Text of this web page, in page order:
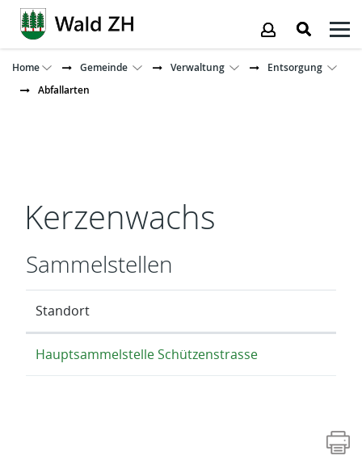
Kopfzeile
Home Gemeinde Verwaltung
Entsorgung
Abfallarten
Inhalt
Kerzenwachs
Sammelstellen
Standort
Hauptsammelstelle Schützenstrasse